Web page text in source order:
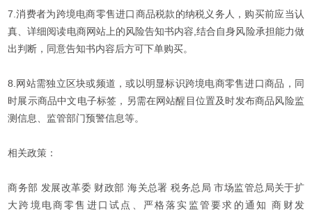
7.消费者为跨境电商零售进口商品税款的纳税义务人，购买前应当认
真、详细阅读电商网站上的风险告知书内容,结合自身风险承担能力做
出判断，同意告知书内容后方可下单购买。
8.网站需独立区块或频道，或以明显标识跨境电商零售进口商品，同
时展示商品中文电子标签，另需在网站醒目位置及时发布商品风险监
测信息、监管部门预警信息等。
相关政策：
商务部 发展改革委 财政部 海关总署 税务总局 市场监管总局关于扩
大跨境电商零售进口试点、严格落实监管要求的通知 商财发